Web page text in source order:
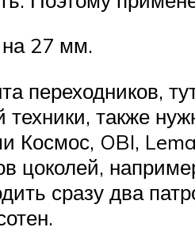
27 мм.
переходников,
техники, также
Космос, OBI,
цоколей,
сразу два